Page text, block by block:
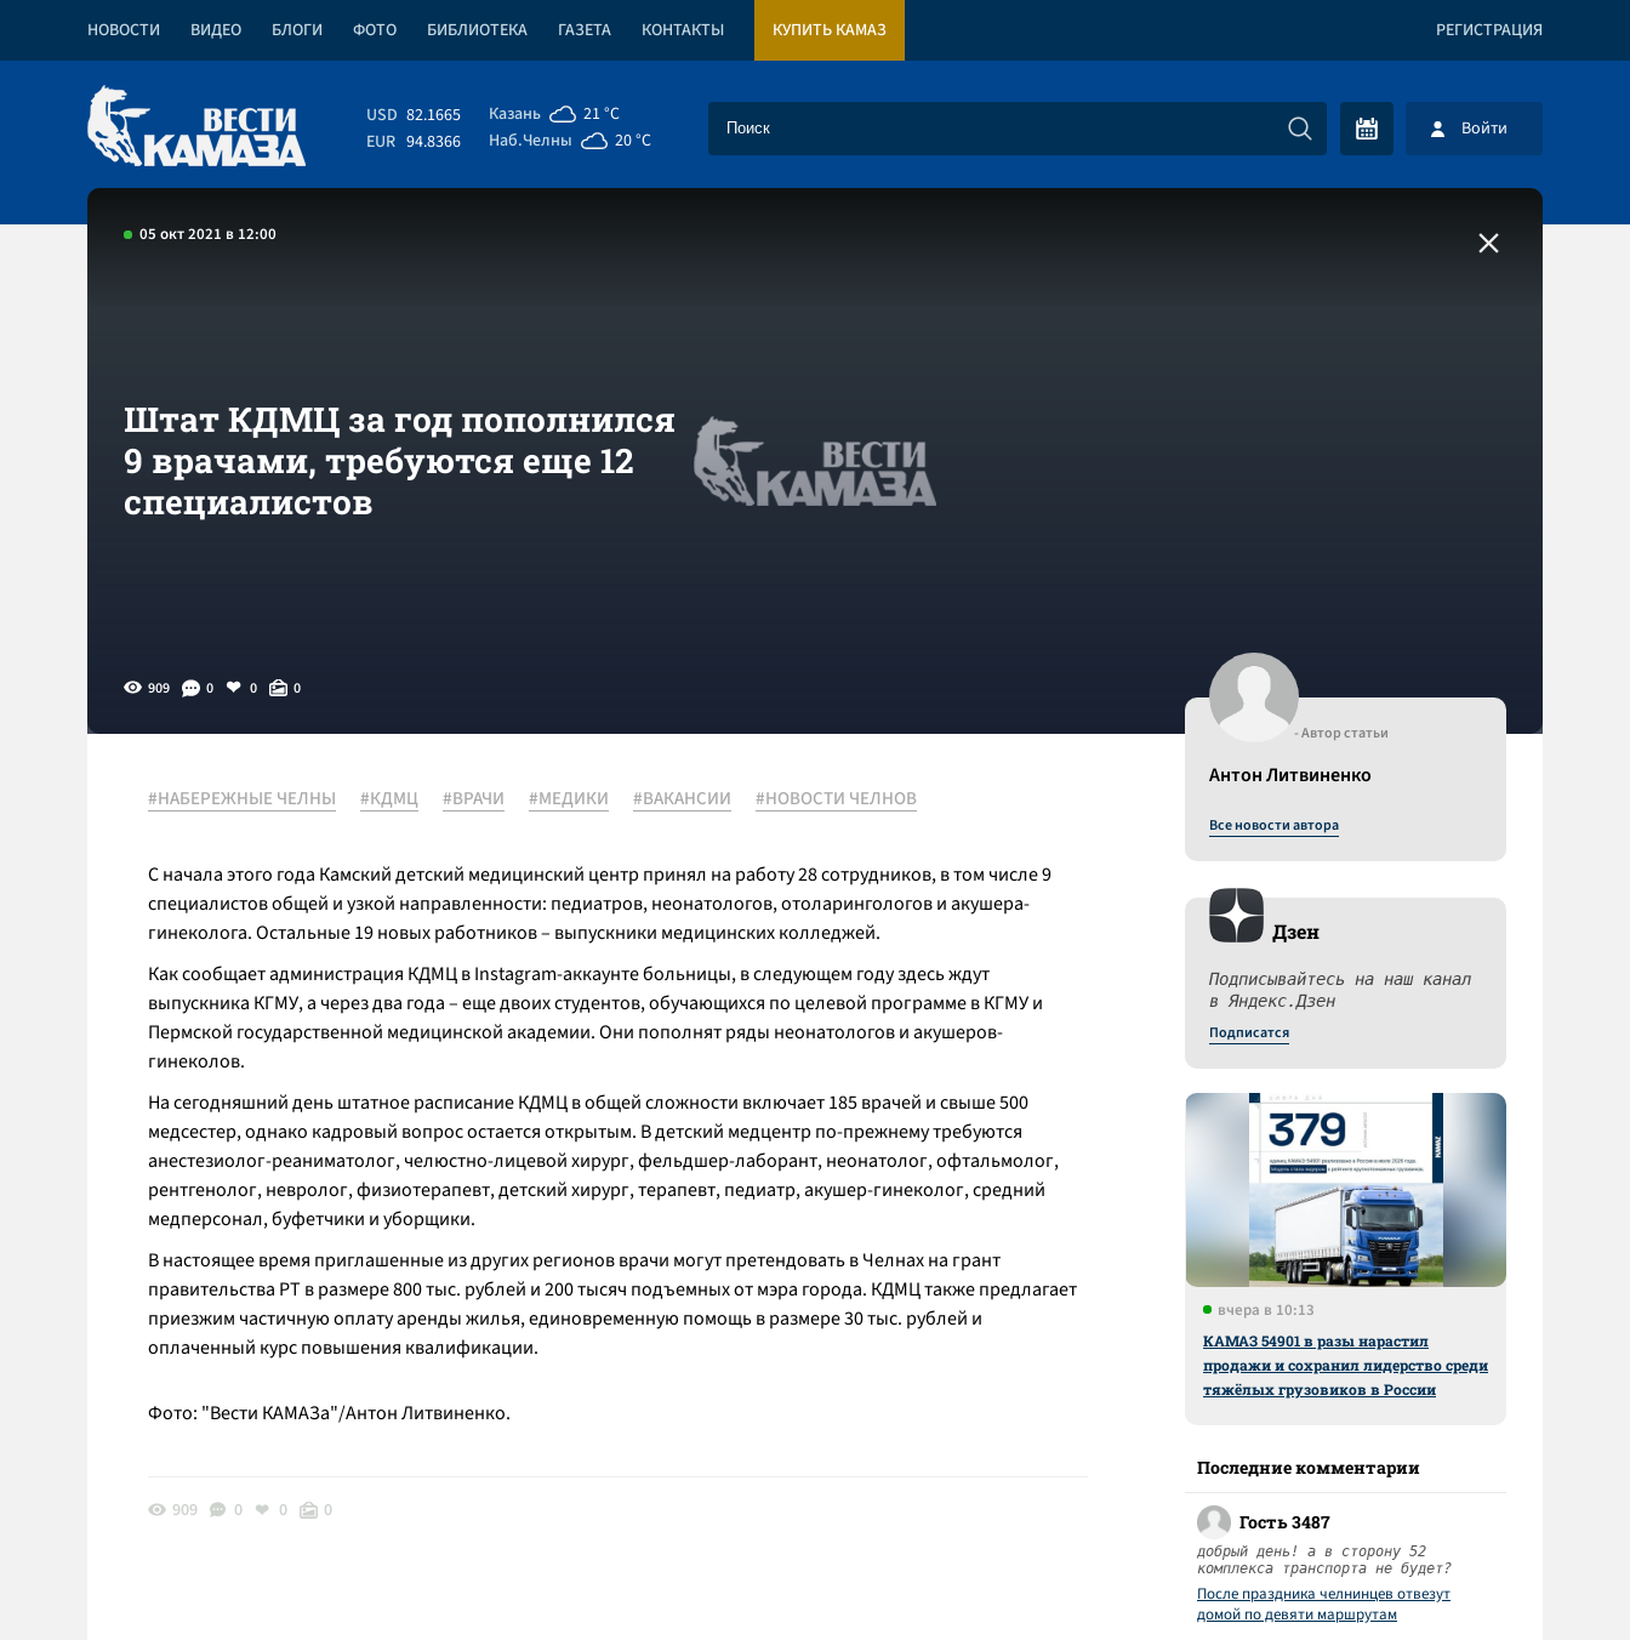
НОВОСТИ ВИДЕО БЛОГИ ФОТО БИБЛИОТЕКА ГАЗЕТА КОНТАКТЫ КУПИТЬ КАМАЗ РЕГИСТРАЦИЯ
USD 82.1665
EUR 94.8366
Казань
21 °C
Наб.Челны
20 °C Войти
05 окт 2021 в 12:00
Штат КДМЦ за год пополнился
9 врачами, требуются еще 12
специалистов
909 0 0 0
#НАБЕРЕЖНЫЕ ЧЕЛНЫ #КДМЦ #ВРАЧИ #МЕДИКИ #ВАКАНСИИ #НОВОСТИ ЧЕЛНОВ
С начала этого года Камский детский медицинский центр принял на работу 28 сотрудников, в том числе 9
специалистов общей и узкой направленности: педиатров, неонатологов, отоларингологов и акушера-
гинеколога. Остальные 19 новых работников – выпускники медицинских колледжей.
Как сообщает администрация КДМЦ в Instagram-аккаунте больницы, в следующем году здесь ждут
выпускника КГМУ, а через два года – еще двоих студентов, обучающихся по целевой программе в КГМУ и
Пермской государственной медицинской академии. Они пополнят ряды неонатологов и акушеров-
гинеколов.
На сегодняшний день штатное расписание КДМЦ в общей сложности включает 185 врачей и свыше 500
медсестер, однако кадровый вопрос остается открытым. В детский медцентр по-прежнему требуются
анестезиолог-реаниматолог, челюстно-лицевой хирург, фельдшер-лаборант, неонатолог, офтальмолог,
рентгенолог, невролог, физиотерапевт, детский хирург, терапевт, педиатр, акушер-гинеколог, средний
медперсонал, буфетчики и уборщики.
В настоящее время приглашенные из других регионов врачи могут претендовать в Челнах на грант
правительства РТ в размере 800 тыс. рублей и 200 тысяч подъемных от мэра города. КДМЦ также предлагает
приезжим частичную оплату аренды жилья, единовременную помощь в размере 30 тыс. рублей и
оплаченный курс повышения квалификации.
Фото: "Вести КАМАЗа"/Антон Литвиненко.
909 0 0 0
- Автор статьи
Антон Литвиненко
Все новости автора
Дзен
Подписывайтесь на наш канал
в Яндекс.Дзен
Подписатся
вчера в 10:13
КАМАЗ 54901 в разы нарастил
продажи и сохранил лидерство среди
тяжёлых грузовиков в России
Последние комментарии
Гость 3487
добрый день! а в сторону 52
комплекса транспорта не будет?
После праздника челнинцев отвезут
домой по девяти маршрутам